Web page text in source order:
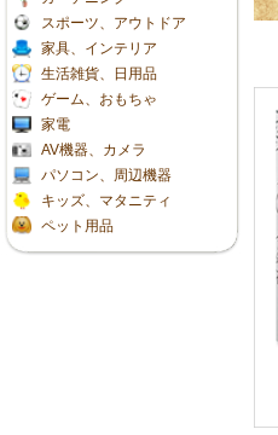
スポーツ、アウトドア
家具、インテリア
生活雑貨、日用品
ゲーム、おもちゃ
家電
AV機器、カメラ
パソコン、周辺機器
キッズ、マタニティ
ペット用品